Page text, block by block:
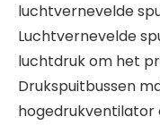
luchtvernevelde
Luchtvernevelde
luchtdruk om het
Drukspuitbussen